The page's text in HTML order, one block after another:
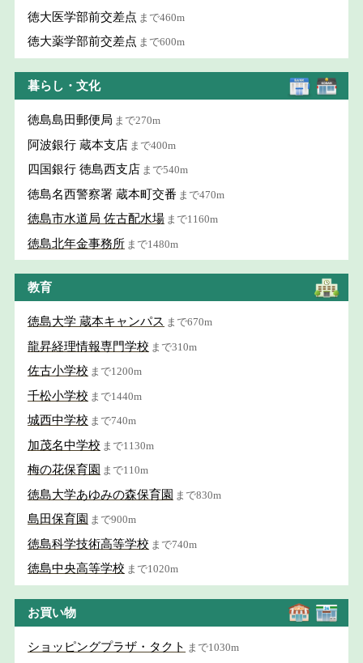
徳大医学部前交差点 まで460m
徳大薬学部前交差点 まで600m
暮らし・文化
徳島島田郵便局 まで270m
阿波銀行 蔵本支店 まで400m
四国銀行 徳島西支店 まで540m
徳島名西警察署 蔵本町交番 まで470m
徳島市水道局 佐古配水場 まで1160m
徳島北年金事務所 まで1480m
教育
徳島大学 蔵本キャンパス まで670m
龍昇経理情報専門学校 まで310m
佐古小学校 まで1200m
千松小学校 まで1440m
城西中学校 まで740m
加茂名中学校 まで1130m
梅の花保育園 まで110m
徳島大学あゆみの森保育園 まで830m
島田保育園 まで900m
徳島科学技術高等学校 まで740m
徳島中央高等学校 まで1020m
お買い物
ショッピングプラザ・タクト まで1030m